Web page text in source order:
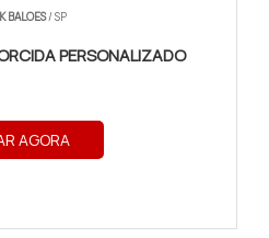
BALOES/ SP
PERSONALIZADO
AGORA